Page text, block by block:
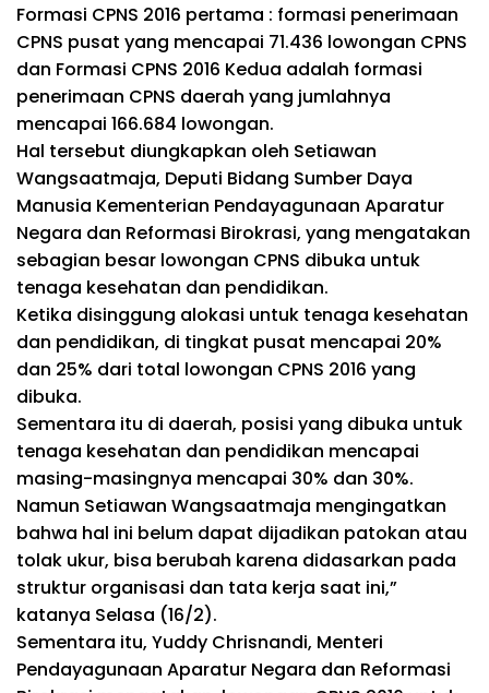
Formasi CPNS 2016 pertama : formasi penerimaan
CPNS pusat yang mencapai 71.436 lowongan CPNS
dan Formasi CPNS 2016 Kedua adalah formasi
penerimaan CPNS daerah yang jumlahnya
mencapai 166.684 lowongan.
Hal tersebut diungkapkan oleh Setiawan
Wangsaatmaja, Deputi Bidang Sumber Daya
Manusia Kementerian Pendayagunaan Aparatur
Negara dan Reformasi Birokrasi, yang mengatakan
sebagian besar lowongan CPNS dibuka untuk
tenaga kesehatan dan pendidikan.
Ketika disinggung alokasi untuk tenaga kesehatan
dan pendidikan, di tingkat pusat mencapai 20%
dan 25% dari total lowongan CPNS 2016 yang
dibuka.
Sementara itu di daerah, posisi yang dibuka untuk
tenaga kesehatan dan pendidikan mencapai
masing-masingnya mencapai 30% dan 30%.
Namun Setiawan Wangsaatmaja mengingatkan
bahwa hal ini belum dapat dijadikan patokan atau
tolak ukur, bisa berubah karena didasarkan pada
struktur organisasi dan tata kerja saat ini,”
katanya Selasa (16/2).
Sementara itu, Yuddy Chrisnandi, Menteri
Pendayagunaan Aparatur Negara dan Reformasi